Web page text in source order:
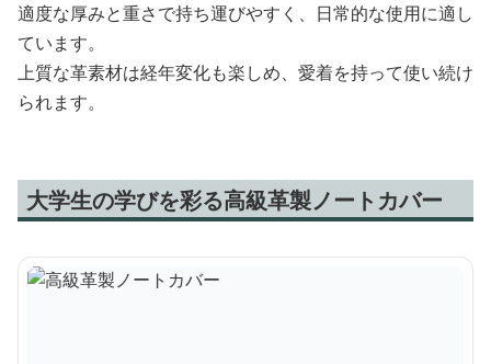
適度な厚みと重さで持ち運びやすく、日常的な使用に適し
ています。
上質な革素材は経年変化も楽しめ、愛着を持って使い続け
られます。
大学生の学びを彩る高級革製ノートカバー